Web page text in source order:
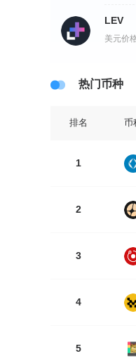
LEV
美元价
热门币种
排名 币
1
2
3
4
5